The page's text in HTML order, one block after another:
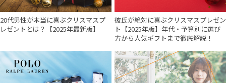
20代男性が本当に喜ぶクリスマスプ
レゼントとは？【2025年最新版】
彼氏が絶対に喜ぶクリスマスプレゼン
ト【2025年版】年代・予算別に選び
方から人気ギフトまで徹底解説！